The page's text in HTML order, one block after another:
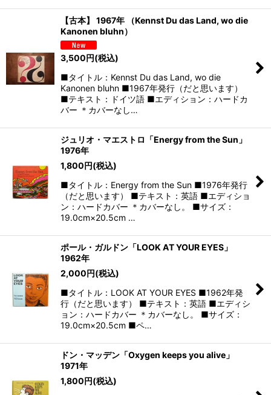
【古本】 1967年 （Kennst Du das Land, wo die
Kanonen bluhn）
3,500円(税込)
■タイトル：Kennst Du das Land, wo die
Kanonen bluhn ■1967年発行（だと思います）
■テキスト：ドイツ語 ■エディション：ハードカ
バー ＊カバーなし…
ジュリオ・マエストロ「Energy from the Sun」
1976年
1,800円(税込)
■タイトル：Energy from the Sun ■1976年発行
（だと思います） ■テキスト：英語 ■エディショ
ン：ハードカバー ＊カバーなし。 ■サイズ：
19.0cm×20.5cm …
ポール・ガルドン「LOOK AT YOUR EYES」
1962年
2,000円(税込)
■タイトル：LOOK AT YOUR EYES ■1962年発
行（だと思います） ■テキスト：英語 ■エディシ
ョン：ハードカバー ＊カバーなし。 ■サイズ：
19.0cm×20.5cm ■ペ…
ドン・マッデン「Oxygen keeps you alive」
1971年
1,800円(税込)